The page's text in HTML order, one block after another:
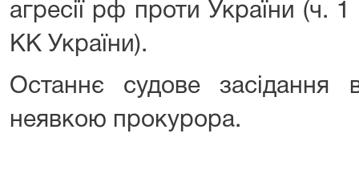
агресії рф проти України (ч.
КК України).
Останнє судове засідання
неявкою прокурора.